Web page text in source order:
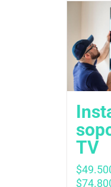
TV
$
$